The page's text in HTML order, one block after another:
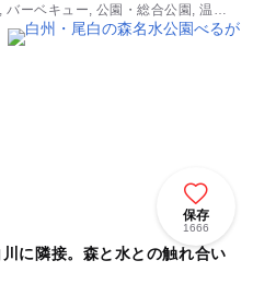
ーベキュー, 公園・総合公園, 温
保存
1666
に隣接。森と水との触れ合い